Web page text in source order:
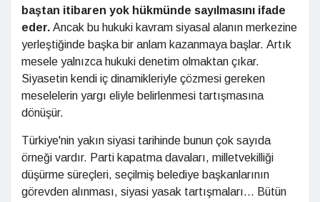
baştan itibaren yok hükmünde sayılmasını ifade
eder. Ancak bu hukuki kavram siyasal alanın merkezine
yerleştiğinde başka bir anlam kazanmaya başlar. Artık
mesele yalnızca hukuki denetim olmaktan çıkar.
Siyasetin kendi iç dinamikleriyle çözmesi gereken
meselelerin yargı eliyle belirlenmesi tartışmasına
dönüşür.
Türkiye'nin yakın siyasi tarihinde bunun çok sayıda
örneği vardır. Parti kapatma davaları, milletvekilliği
düşürme süreçleri, seçilmiş belediye başkanlarının
görevden alınması, siyasi yasak tartışmaları... Bütün